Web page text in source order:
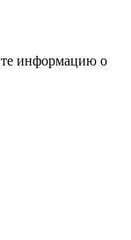
информацию о